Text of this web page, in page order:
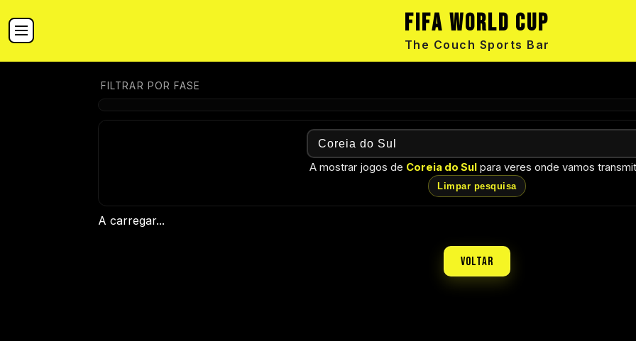
FIFA World Cup
The Couch Sports Bar
FILTRAR POR FASE
A mostrar jogos de Coreia do Sul para veres onde vamos
Limpar pesquisa
A carregar...
Voltar